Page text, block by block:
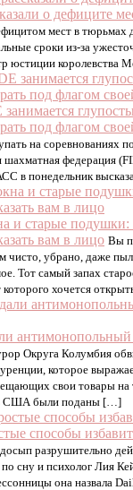
о дефиците
мест в тюрьмах
сроки из-за
юстиции королевства
под флагом
на соревнованиях
федерация
в понедельник
и старые подушки:
вам в лицо Вы
чисто, убрано, даже
Тот самый запах
которого хочется
антимонопольный
Округа Колумбия
которое
свои товары на
США были поданы […]
способы
разрушительно
по сну и психолог Лия
она назвала